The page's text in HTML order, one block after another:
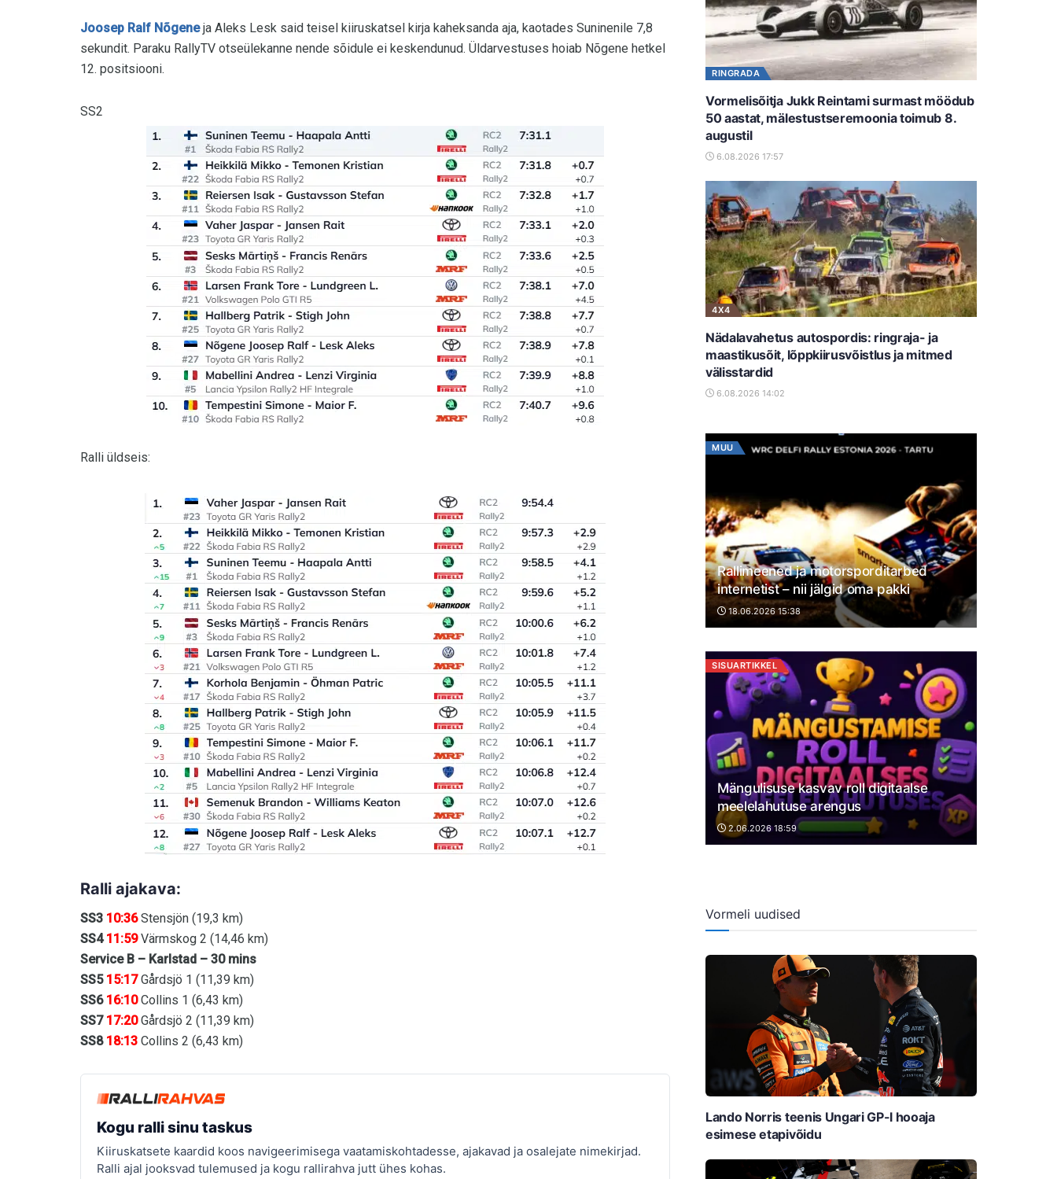
Joosep Ralf Nõgeneja Aleks Lesk said teisel kiiruskatsel kirja kaheksanda aja, kaotades Suninenile 7,8
sekundit. Paraku RallyTV otseülekanne nende sõidule ei keskendunud. Üldarvestuses hoiab Nõgene hetkel
12. positsiooni.
SS2
Ralli üldseis:
Ralli ajakava:
SS3 10:36 Stensjön (19,3 km)
SS411:59 Värmskog 2 (14,46 km)
Service B – Karlstad – 30 mins
SS5 15:17 Gårdsjö 1 (11,39 km)
SS6 16:10 Collins 1 (6,43 km)
SS7 17:20 Gårdsjö 2 (11,39 km)
SS8 18:13 Collins 2 (6,43 km)
Kogu ralli sinu taskus
Kiiruskatsete kaardid koos navigeerimisega vaatamiskohtadesse, ajakavad ja osalejate nimekirjad.
Ralli ajal jooksvad tulemused ja kogu rallirahva jutt ühes kohas.
RINGRADA
Vormelisõitja Jukk Reintami surmast möödub
50 aastat, mälestustseremoonia toimub 8.
augustil
6.08.2026 17:57
4X4
Nädalavahetus autospordis: ringraja- ja
maastikusõit, lõppkiirusvõistlus ja mitmed
välisstardid
6.08.2026 14:02
MUU
Rallimeened ja motorsporditarbed
internetist – nii jälgid oma pakki
18.06.2026 15:38
SISUARTIKKEL
Mängulisuse kasvav roll digitaalse
meelelahutuse arengus
2.06.2026 18:59
Vormeli uudised
Lando Norris teenis Ungari GP-l hooaja
esimese etapivõidu